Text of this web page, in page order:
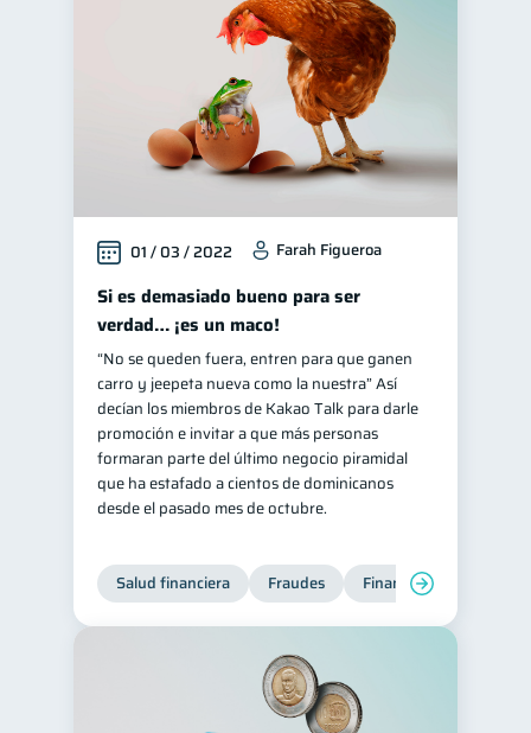
01 / 03 / 2022 Farah Figueroa
Si es demasiado bueno para ser
verdad… ¡es un maco!
“No se queden fuera, entren para que ganen
carro y jeepeta nueva como la nuestra” Así
decían los miembros de Kakao Talk para darle
promoción e invitar a que más personas
formaran parte del último negocio piramidal
que ha estafado a cientos de dominicanos
desde el pasado mes de octubre.
Salud financiera Fraudes Finanzas personales